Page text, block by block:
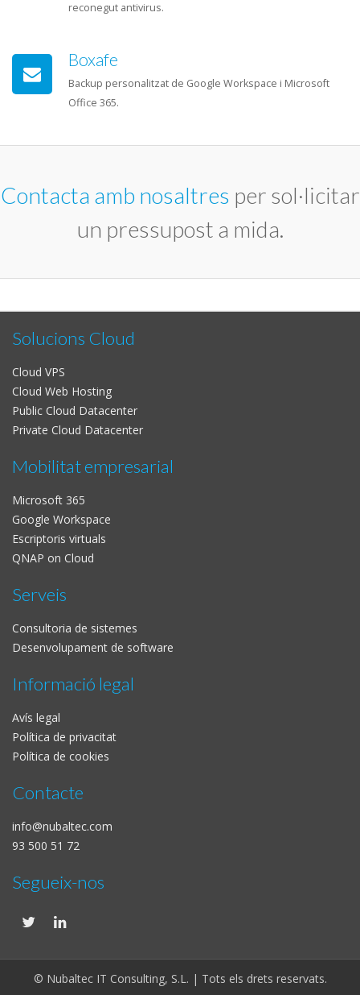
reconegut antivirus.
Boxafe
Backup personalitzat de Google Workspace i Microsoft
Office 365.
Contacta amb nosaltres per sol·licitar
un pressupost a mida.
Solucions Cloud
Cloud VPS
Cloud Web Hosting
Public Cloud Datacenter
Private Cloud Datacenter
Mobilitat empresarial
Microsoft 365
Google Workspace
Escriptoris virtuals
QNAP on Cloud
Serveis
Consultoria de sistemes
Desenvolupament de software
Informació legal
Avís legal
Política de privacitat
Política de cookies
Contacte
info@nubaltec.com
93 500 51 72
Segueix-nos
© Nubaltec IT Consulting, S.L. | Tots els drets reservats.